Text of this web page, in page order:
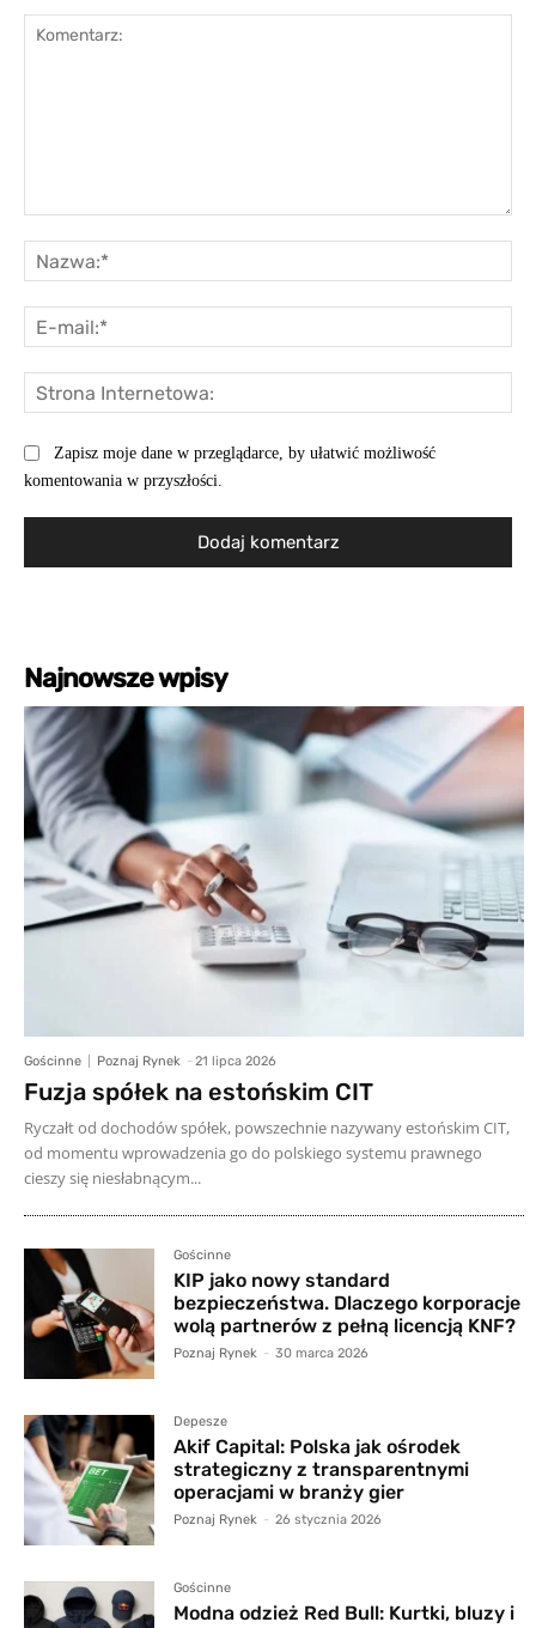
Zapisz moje dane w przeglądarce, by ułatwić możliwość
komentowania w przyszłości.
Najnowsze wpisy
Gościnne Poznaj Rynek - 21 lipca 2026
Fuzja spółek na estońskim CIT
Ryczałt od dochodów spółek, powszechnie nazywany estońskim CIT,
od momentu wprowadzenia go do polskiego systemu prawnego
cieszy się niesłabnącym...
Gościnne
KIP jako nowy standard
bezpieczeństwa. Dlaczego korporacje
wolą partnerów z pełną licencją KNF?
Poznaj Rynek - 30 marca 2026
Depesze
Akif Capital: Polska jak ośrodek
strategiczny z transparentnymi
operacjami w branży gier
Poznaj Rynek - 26 stycznia 2026
Gościnne
Modna odzież Red Bull: Kurtki, bluzy i